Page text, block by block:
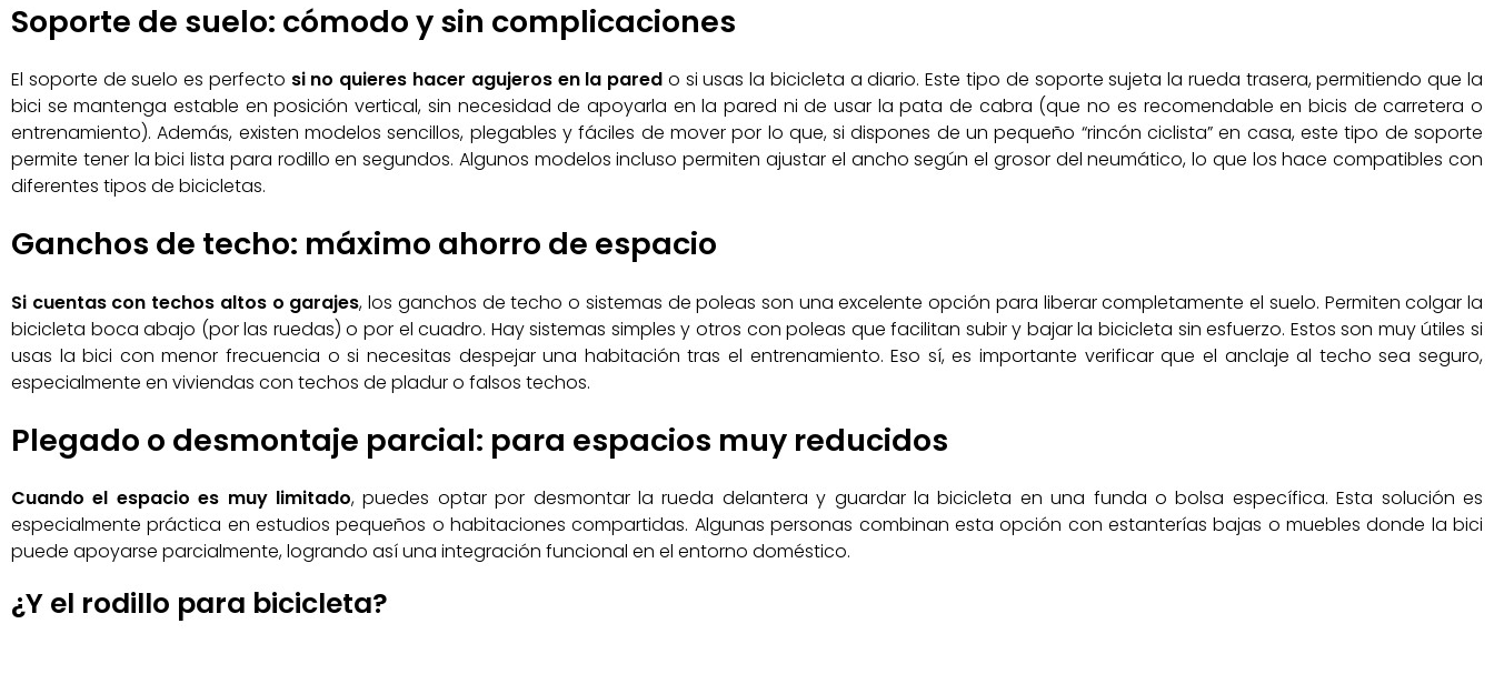
Soporte de suelo: cómodo y sin complicaciones
El soporte de suelo es perfecto si no quieres hacer agujeros en la pared o si usas la bicicleta a diario. Este tipo de soporte sujeta la rueda trasera, permitiendo que la
bici se mantenga estable en posición vertical, sin necesidad de apoyarla en la pared ni de usar la pata de cabra (que no es recomendable en bicis de carretera o
entrenamiento). Además, existen modelos sencillos, plegables y fáciles de mover por lo que, si dispones de un pequeño “rincón ciclista” en casa, este tipo de soporte
permite tener la bici lista para rodillo en segundos. Algunos modelos incluso permiten ajustar el ancho según el grosor del neumático, lo que los hace compatibles con
diferentes tipos de bicicletas.
Ganchos de techo: máximo ahorro de espacio
Si cuentas con techos altos o garajes, los ganchos de techo o sistemas de poleas son una excelente opción para liberar completamente el suelo. Permiten colgar la
bicicleta boca abajo (por las ruedas) o por el cuadro. Hay sistemas simples y otros con poleas que facilitan subir y bajar la bicicleta sin esfuerzo. Estos son muy útiles si
usas la bici con menor frecuencia o si necesitas despejar una habitación tras el entrenamiento. Eso sí, es importante verificar que el anclaje al techo sea seguro,
especialmente en viviendas con techos de pladur o falsos techos.
Plegado o desmontaje parcial: para espacios muy reducidos
Cuando el espacio es muy limitado, puedes optar por desmontar la rueda delantera y guardar la bicicleta en una funda o bolsa específica. Esta solución es
especialmente práctica en estudios pequeños o habitaciones compartidas. Algunas personas combinan esta opción con estanterías bajas o muebles donde la bici
puede apoyarse parcialmente, logrando así una integración funcional en el entorno doméstico.
¿Y el rodillo para bicicleta?